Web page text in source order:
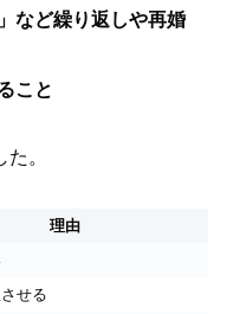
など繰り返しや再婚
こと
。
理由
せる